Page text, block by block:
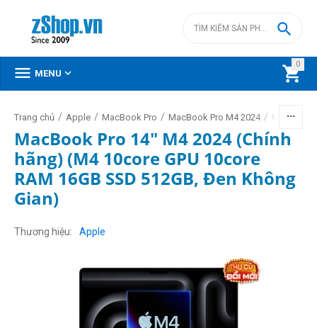
0


 MENU 
Trang chủ / Apple / MacBook Pro / MacBook Pro M4 2024 / MacBook
MacBook Pro 14" M4 2024 (Chính
hãng) (M4 10core GPU 10core
RAM 16GB SSD 512GB, Đen Không
Gian)
Thương hiệu Apple